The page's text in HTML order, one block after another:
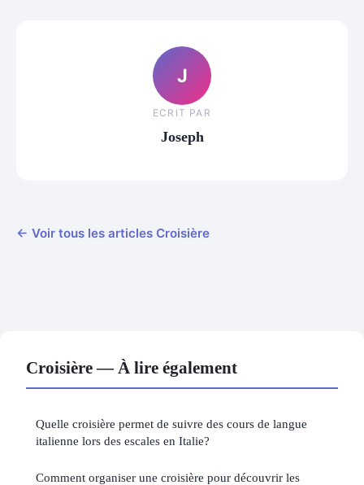
J
ECRIT PAR
Joseph
← Voir tous les articles Croisière
Croisière — À lire également
Quelle croisière permet de suivre des cours de langue
italienne lors des escales en Italie?
Comment organiser une croisière pour découvrir les